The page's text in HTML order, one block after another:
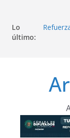
contenido
Lo
último:
Amor”
Desde